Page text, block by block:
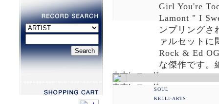
Girl You're
Lamont " I
ンプリングさ
ァルセット
Rock & Ed
な傑作です。
SOUL
KELLI-ARTS